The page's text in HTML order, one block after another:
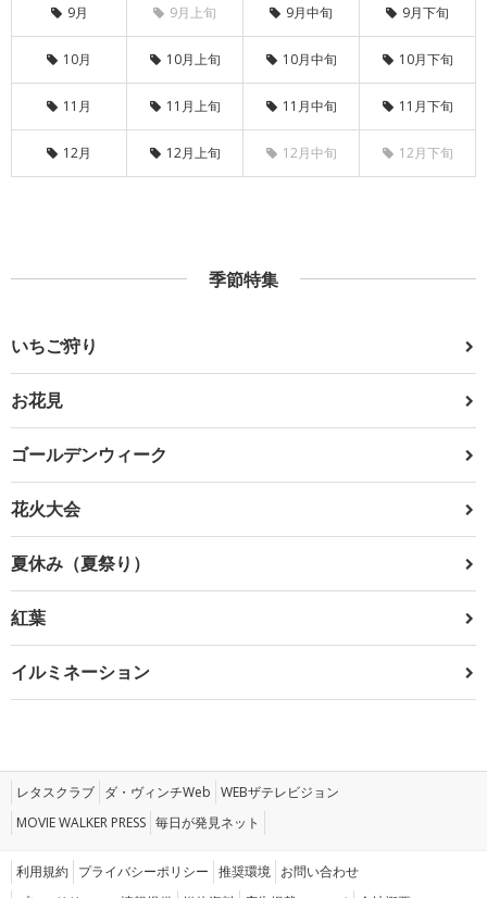
9月 9月上旬 9月中旬 9月下旬
10月 10月上旬 10月中旬 10月下旬
11月 11月上旬 11月中旬 11月下旬
12月 12月上旬 12月中旬 12月下旬
季節特集
いちご狩り
お花見
ゴールデンウィーク
花火大会
夏休み（夏祭り）
紅葉
イルミネーション
レタスクラブ ダ・ヴィンチWeb WEBザテレビジョン
MOVIE WALKER PRESS 毎日が発見ネット
利用規約 プライバシーポリシー 推奨環境 お問い合わせ